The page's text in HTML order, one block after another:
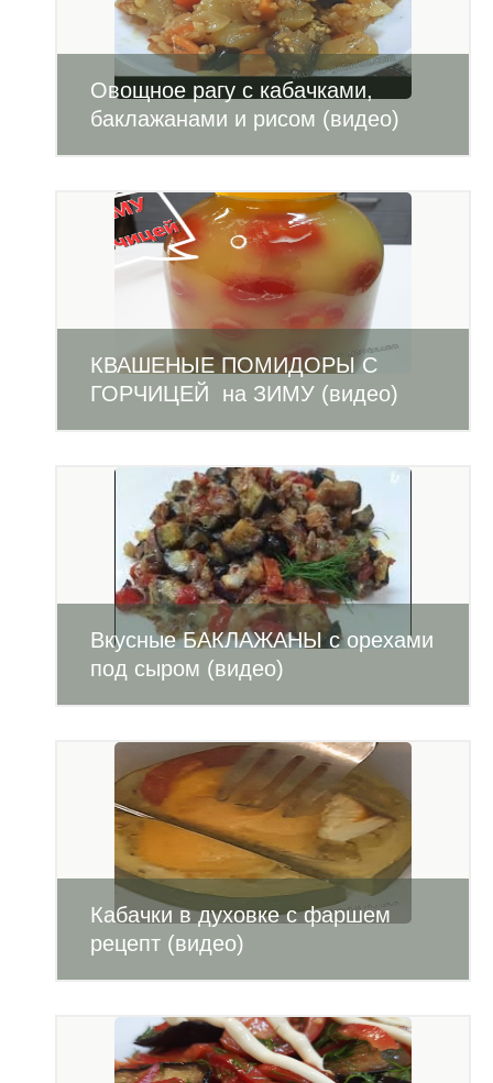
Овощное рагу с кабачками,
баклажанами и рисом (видео)
КВАШЕНЫЕ ПОМИДОРЫ С
ГОРЧИЦЕЙ на ЗИМУ (видео)
Вкусные БАКЛАЖАНЫ с орехами
под сыром (видео)
Кабачки в духовке с фаршем
рецепт (видео)